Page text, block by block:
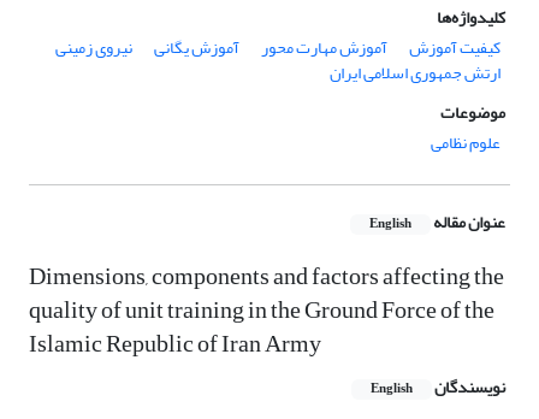
کلیدواژه‌ها
کیفیت آموزش
آموزش مهارت محور آموزش یگانی نیروی زمینی
ارتش جمهوری اسلامی ایران
موضوعات
علوم نظامی
عنوان مقاله English
Dimensions, components and factors affecting the
quality of unit training in the Ground Force of the
Islamic Republic of Iran Army
نویسندگان English